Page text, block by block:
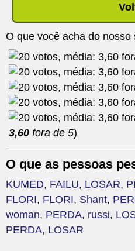
O que você acha do nosso
3,60 fora de 5)
O que as pessoas
KUMED, FAILU, LOSAR,
FLORI, FLORI, Shant,
woman, PERDA, russi,
PERDA, LOSAR